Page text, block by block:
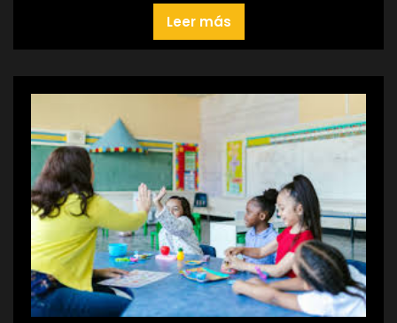
Leer más